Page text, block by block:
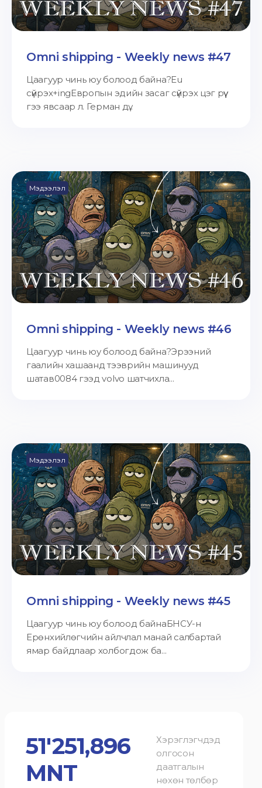
Omni shipping - Weekly news #47
Цаагуур чинь юу болоод байна?Eu
сүйрэх+ingЕвропын эдийн засаг сүйрэх цэг рүү
гээ явсаар л. Герман дү...
Мэдээлэл
Omni shipping - Weekly news #46
Цаагуур чинь юу болоод байна?Эрээний
гаалийн хашаанд тээврийн машинууд
шатав0084 гээд volvo шатчихла...
Мэдээлэл
Omni shipping - Weekly news #45
Цаагуур чинь юу болоод байнаБНСУ-н
Ерөнхийлөгчийн айлчлал манай салбартай
ямар байдлаар холбогдож ба...
51'251,896
MNT
Хэрэглэгчдэд
олгосон
даатгалын
нөхөн төлбөр